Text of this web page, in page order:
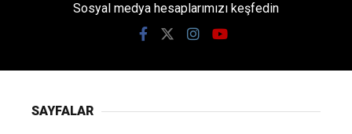
Sosyal medya hesaplarımızı keşfedin
SAYFALAR